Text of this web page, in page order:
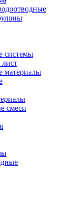
системы
материалы
смеси